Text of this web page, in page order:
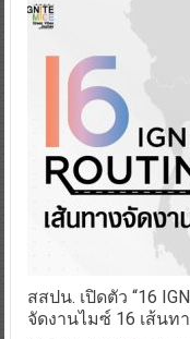
สสปน. เปิดตัว “16
จัดงานไมซ์ 16 เส้นท